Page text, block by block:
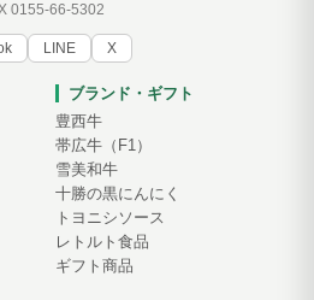
0155-66-5302
LINE X
ブランド・ギフト
豊西牛
帯広牛（F1）
雪美和牛
十勝の黒にんにく
トヨニシソース
レトルト食品
ギフト商品